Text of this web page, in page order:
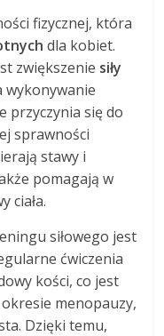
fizycznej, która
dla kobiet.
zwiększenie siły
wykonywanie
przyczynia się do
sprawności
stawy i
pomagają w
ciała.
siłowego jest
ćwiczenia
kości, co jest
menopauzy,
Dzięki temu,